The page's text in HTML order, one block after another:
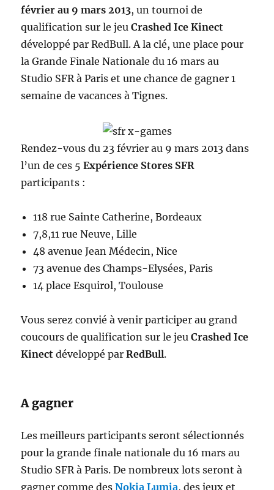
février au 9 mars 2013, un tournoi de
qualification sur le jeuCrashed Ice Kinect
développé par RedBull. A la clé, une place pour
la Grande Finale Nationale du 16 mars au
Studio SFR à Paris et une chance de gagner 1
semaine de vacances à Tignes.
Rendez-vous du 23 février au 9 mars 2013 dans
l’un de ces 5Expérience Stores SFR
participants :
118 rue Sainte Catherine, Bordeaux
7,8,11 rue Neuve, Lille
48 avenue Jean Médecin, Nice
73 avenue des Champs-Elysées, Paris
14 place Esquirol, Toulouse
Vous serez convié à venir participer au grand
coucours de qualification sur le jeuCrashed Ice
Kinect développé parRedBull.
A gagner
Les meilleurs participants seront sélectionnés
pour la grande finale nationale du 16 mars au
Studio SFR à Paris. De nombreux lots seront à
gagner comme desNokia Lumia, des jeux et